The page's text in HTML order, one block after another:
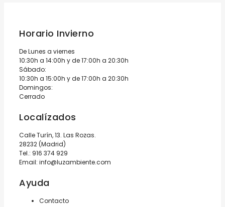
Horario Invierno
De Lunes a viernes
10:30h a 14:00h y de 17:00h a 20:30h
Sábado:
10:30h a 15:00h y de 17:00h a 20:30h
Domingos:
Cerrado
Localízados
Calle Turín, 13. Las Rozas.
28232 (Madrid)
Tel.: 916 374 929
Email: info@luzambiente.com
Ayuda
Contacto